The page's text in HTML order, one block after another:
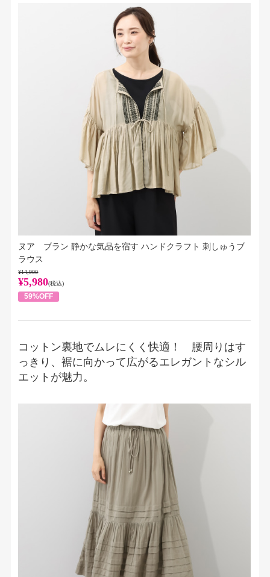
ヌア ブラン 静かな気品を宿す ハンドクラフト 刺しゅうブ
ラウス
¥14,900
¥5,980(税込)
59%OFF
コットン裏地でムレにくく快適！ 腰周りはす
っきり、裾に向かって広がるエレガントなシル
エットが魅力。